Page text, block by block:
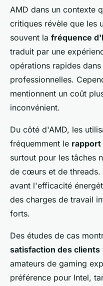
AMD dans un contexte
critiques révèle que les
souvent la fréquence
traduit par une
opérations rapides
professionnelles.
mentionnent un coût
inconvénient.
Du côté d'AMD, les
fréquemment le
surtout pour les tâches
de cœurs et de threads.
avant l'efficacité
des charges de travail
forts.
Des études de cas
satisfaction des clients
amateurs de gaming
préférence pour Intel,